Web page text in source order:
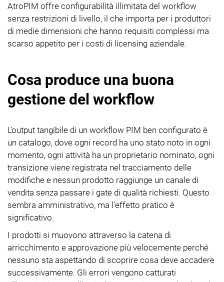
AtroPIM offre configurabilità illimitata del workflow
senza restrizioni di livello, il che importa per i produttori
di medie dimensioni che hanno requisiti complessi ma
scarso appetito per i costi di licensing aziendale.
Cosa produce una buona
gestione del workflow
L'output tangibile di un workflow PIM ben configurato è
un catalogo, dove ogni record ha uno stato noto in ogni
momento, ogni attività ha un proprietario nominato, ogni
transizione viene registrata nel tracciamento delle
modifiche e nessun prodotto raggiunge un canale di
vendita senza passare i gate di qualità richiesti. Questo
sembra amministrativo, ma l'effetto pratico è
significativo.
I prodotti si muovono attraverso la catena di
arricchimento e approvazione più velocemente perché
nessuno sta aspettando di scoprire cosa deve accadere
successivamente. Gli errori vengono catturati